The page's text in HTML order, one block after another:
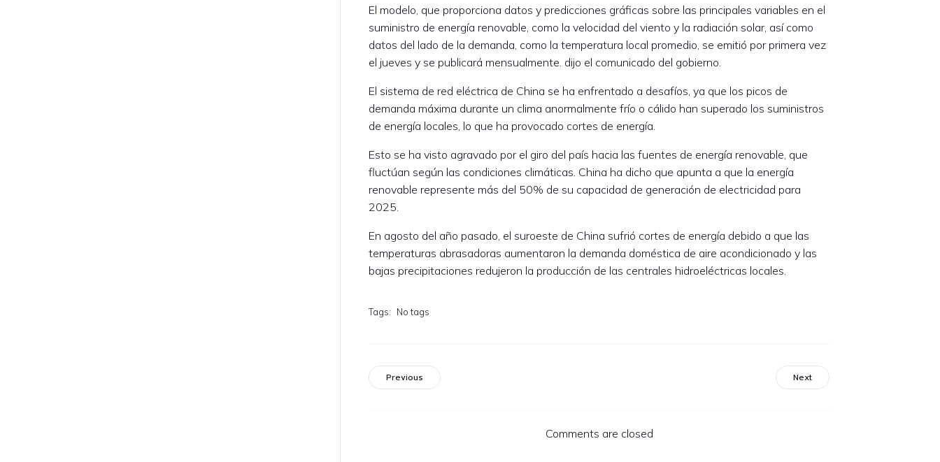
El modelo, que proporciona datos y predicciones gráficas sobre las principales variables en el
suministro de energía renovable, como la velocidad del viento y la radiación solar, así como
datos del lado de la demanda, como la temperatura local promedio, se emitió por primera vez
el jueves y se publicará mensualmente. dijo el comunicado del gobierno.
El sistema de red eléctrica de China se ha enfrentado a desafíos, ya que los picos de
demanda máxima durante un clima anormalmente frío o cálido han superado los suministros
de energía locales, lo que ha provocado cortes de energía.
Esto se ha visto agravado por el giro del país hacia las fuentes de energía renovable, que
fluctúan según las condiciones climáticas. China ha dicho que apunta a que la energía
renovable represente más del 50% de su capacidad de generación de electricidad para
2025.
En agosto del año pasado, el suroeste de China sufrió cortes de energía debido a que las
temperaturas abrasadoras aumentaron la demanda doméstica de aire acondicionado y las
bajas precipitaciones redujeron la producción de las centrales hidroeléctricas locales.
Tags: No tags
Previous Next
Comments are closed